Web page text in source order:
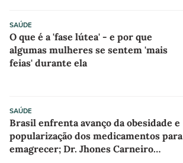
SAÚDE
O que é a 'fase lútea' - e por que
algumas mulheres se sentem 'mais
feias' durante ela
SAÚDE
Brasil enfrenta avanço da obesidade e
popularização dos medicamentos para
emagrecer; Dr. Jhones Carneiro